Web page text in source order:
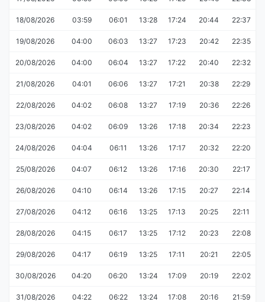
18/08/2026 03:59 06:01 13:28 17:24 20:44 22:37
19/08/2026 04:00 06:03 13:27 17:23 20:42 22:35
20/08/2026 04:00 06:04 13:27 17:22 20:40 22:32
21/08/2026 04:01 06:06 13:27 17:21 20:38 22:29
22/08/2026 04:02 06:08 13:27 17:19 20:36 22:26
23/08/2026 04:02 06:09 13:26 17:18 20:34 22:23
24/08/2026 04:04 06:11 13:26 17:17 20:32 22:20
25/08/2026 04:07 06:12 13:26 17:16 20:30 22:17
26/08/2026 04:10 06:14 13:26 17:15 20:27 22:14
27/08/2026 04:12 06:16 13:25 17:13 20:25 22:11
28/08/2026 04:15 06:17 13:25 17:12 20:23 22:08
29/08/2026 04:17 06:19 13:25 17:11 20:21 22:05
30/08/2026 04:20 06:20 13:24 17:09 20:19 22:02
31/08/2026 04:22 06:22 13:24 17:08 20:16 21:59